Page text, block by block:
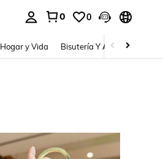
0 0
Hogar y Vida Bisutería Y Accesorios